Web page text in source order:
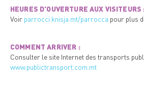
HEURES D'OUVERTURE AUX VISITEURS
Voir parrocci.knisja.mt/parrocca pour plus
COMMENT ARRIVER :
Consulter le site Internet des transports
www.publictransport.com.mt